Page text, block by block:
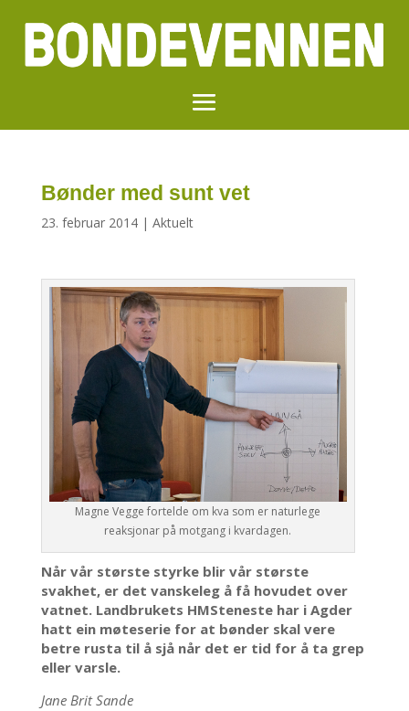
Bønder med sunt vet
23. februar 2014| Aktuelt
Magne Vegge fortelde om kva som er naturlege
reaksjonar på motgang i kvardagen.
Når vår største styrke blir vår største
svakhet, er det vanskeleg å få hovudet over
vatnet. Landbrukets HMSteneste har i Agder
hatt ein møteserie for at bønder skal vere
betre rusta til å sjå når det er tid for å ta grep
eller varsle.
Jane Brit Sande